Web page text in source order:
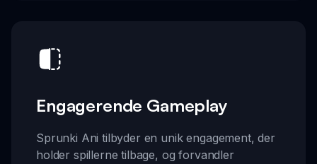
Engagerende Gameplay
Sprunki Ani tilbyder en unik engagement, der
holder spillerne tilbage, og forvandler